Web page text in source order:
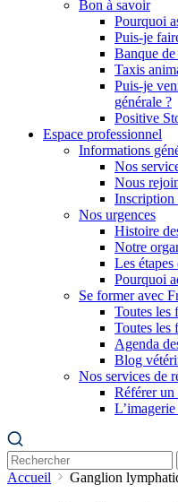
Bon à savoir
Pourquoi
Puis-je
Banque de
Taxis
Puis-je
générale ?
Positive
Espace professionnel
Informations
Nos
Nous
Inscription
Nos urgences
Histoire
Notre
Les étapes
Pourquoi
Se former avec
Toutes les
Toutes les
Agenda
Blog
Nos services de
Référer un
Accueil Ganglion